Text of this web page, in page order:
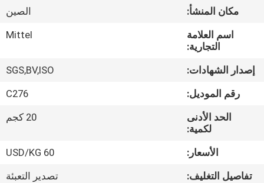
معلومات
جولة
المعمل
مراقبة
الجودة
مكان المنشأ:
الصين
اسم العلامة
التجارية:
Mittel
إصدار الشهادات:
SGS,BV,ISO
رقم الموديل:
C276
الحد الأدنى
لكمية:
20 كجم
الأسعار:
60 USD/KG
تفاصيل التغليف:
تصدير التعبئة